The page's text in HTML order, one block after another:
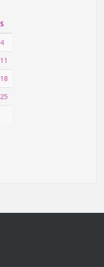
S
4
11
18
25